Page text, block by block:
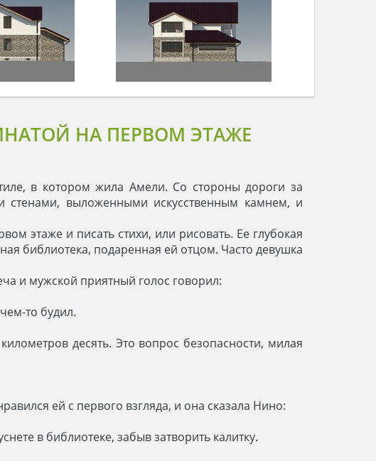
НА ПЕРВОМ ЭТАЖЕ
в котором жила Амели. Cо стороны дороги за
выложенными искусственным камнем, и
этаже и писать стихи, или рисовать. Ее глубокая
библиотека, подаренная ей отцом. Часто девушка
и мужской приятный голос говорил:
то будил.
десять. Это вопрос безопасности, милая
ей с первого взгляда, и она сказала Нино:
в библиотеке, забыв затворить калитку.